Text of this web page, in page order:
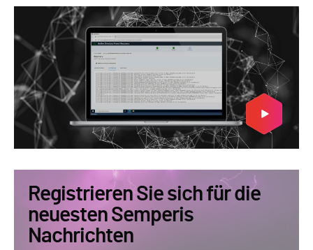
Registrieren Sie sich für die
neuesten Semperis
Nachrichten